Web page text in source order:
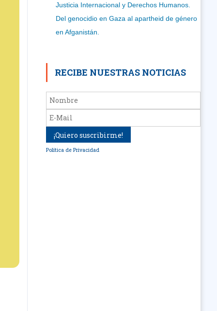
Justicia Internacional y Derechos Humanos.
Del genocidio en Gaza al apartheid de género
en Afganistán.
RECIBE NUESTRAS NOTICIAS
Política de Privacidad